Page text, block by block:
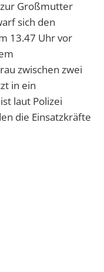
Großmutter
sich den
13.47 Uhr vor
zwischen zwei
in ein
laut Polizei
die Einsatzkräfte